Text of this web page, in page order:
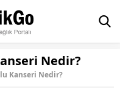
Nedir?
Kanseri Nedir?